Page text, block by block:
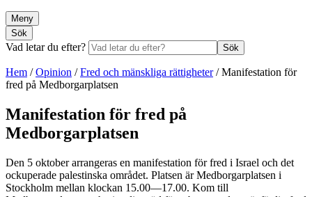
Meny
Sök
Vad letar du efter? Sök
Hem /Opinion /Fred och mänskliga rättigheter/Manifestation för
fred på Medborgarplatsen
Manifestation för fred på
Medborgarplatsen
Den 5 oktober arrangeras en manifestation för fred i Israel och det
ockuperade palestinska området. Platsen är Medborgarplatsen i
Stockholm mellan klockan 15.00—17.00. Kom till